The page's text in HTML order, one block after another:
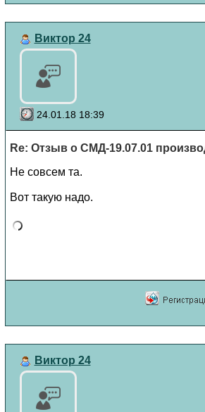
Виктор 24
24.01.18 18:39
Re: Отзыв о СМД-19.07.01
Не совсем та.
Вот такую надо.
Виктор 24